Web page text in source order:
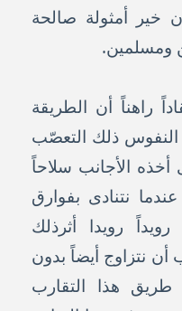
خير أمثولة صالحة
ومسلمين.
راهناً أن الطريقة
النفوس ذلك التعصّب
أخذه الأجانب سلاحاً
نتنادى بفوارق
رويدا أثرذلك
نتزاوج أيضاً بدون
هذا التقارب